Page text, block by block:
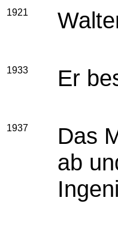
1921
1933 Er
1937
Das
ab